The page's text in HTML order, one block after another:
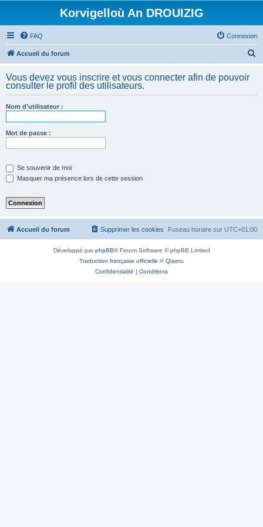
Korvigelloù An DROUIZIG
FAQ Connexion
Accueil du forum
h
Vous devez vous inscrire et vous connecter afin de pouvoir
consulter le profil des utilisateurs.
Nom d’utilisateur :
Mot de passe :
Se souvenir de moi
Masquer ma présence lors de cette session
Accueil du forum Fuseau horaire sur UTC+01:00
Supprimer les cookies
Développé parphpBB® Forum Software © phpBB Limited
Traduction française officielle ©Qiaeru
Confidentialité | Conditions